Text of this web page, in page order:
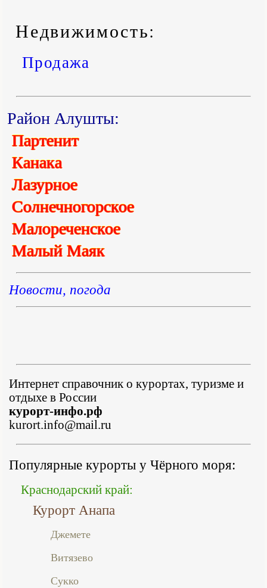
Недвижимость:
Продажа
Район Алушты:
Партенит
Канака
Лазурное
Солнечногорское
Малореченское
Малый Маяк
Новости, погода
Интернет справочник о курортах, туризме и
отдыхе в России
курорт-инфо.рф
kurort.info@mail.ru
Популярные курорты у Чёрного моря:
Краснодарский край:
Курорт Анапа
Джемете
Витязево
Сукко